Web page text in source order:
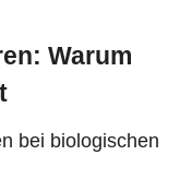
Warum
bei biologischen